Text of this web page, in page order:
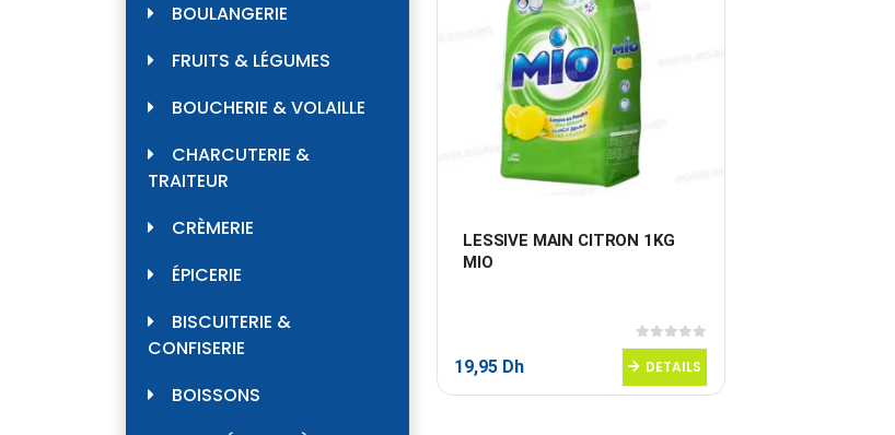
LESSIVE MAIN CITRON 1KG
MIO
0sur 5
19,95 Dh DETAILS
BOULANGERIE
FRUITS & LÉGUMES
BOUCHERIE & VOLAILLE
CHARCUTERIE &
TRAITEUR
CRÈMERIE
ÉPICERIE
BISCUITERIE &
CONFISERIE
BOISSONS